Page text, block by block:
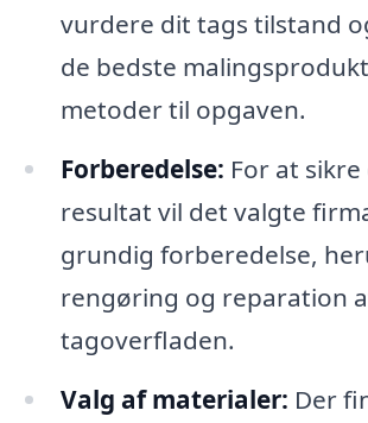
vurdere dit tags tilstand
de bedste
metoder til opgaven.
Forberedelse: For at
resultat vil det valgte
grundig forberedelse,
rengøring og reparation
tagoverfladen.
Valg af materialer: Der